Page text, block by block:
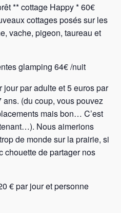
** cottage Happy * 60€
cottages posés sur les
vache, pigeon, taureau et
glamping 64€ /nuit
jour par adulte et 5 euros par
(du coup, vous pouvez
mais bon… C’est
Nous aimerions
de monde sur la prairie, si
chouette de partager nos
€ par jour et personne